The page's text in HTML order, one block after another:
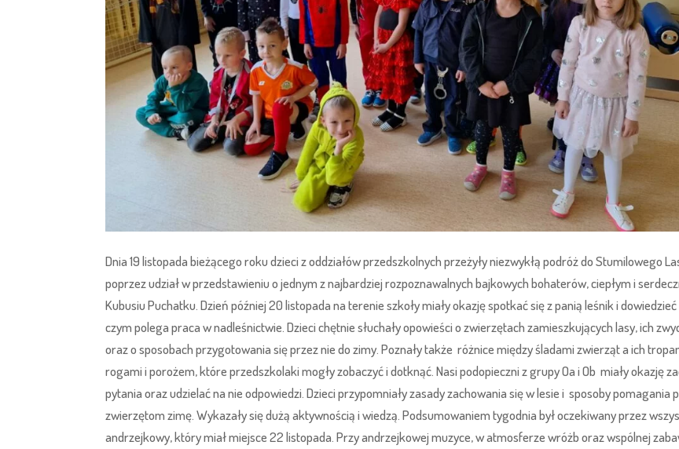
Dnia 19 listopada bieżącego roku dzieci z oddziałów przedszkolnych przeżyły niezwykłą podróż do Stumilowego
poprzez udział w przedstawieniu o jednym z najbardziej rozpoznawalnych bajkowych bohaterów, ciepłym i
Kubusiu Puchatku. Dzień później 20 listopada na terenie szkoły miały okazję spotkać się z panią leśnik i dowiedzieć
czym polega praca w nadleśnictwie. Dzieci chętnie słuchały opowieści o zwierzętach zamieszkujących lasy, ich
oraz o sposobach przygotowania się przez nie do zimy. Poznały także różnice między śladami zwierząt a ich
rogami i porożem, które przedszkolaki mogły zobaczyć i dotknąć. Nasi podopieczni z grupy Oa i Ob miały okazję
pytania oraz udzielać na nie odpowiedzi. Dzieci przypomniały zasady zachowania się w lesie i sposoby pomagania
zwierzętom zimę. Wykazały się dużą aktywnością i wiedzą. Podsumowaniem tygodnia był oczekiwany przez
andrzejkowy, który miał miejsce 22 listopada. Przy andrzejkowej muzyce, w atmosferze wróżb oraz wspólnej